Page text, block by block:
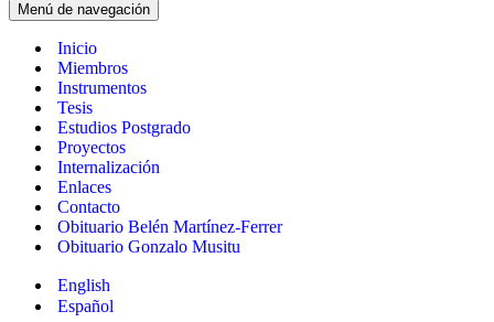
Menú de navegación
Inicio
Miembros
Instrumentos
Tesis
Estudios Postgrado
Proyectos
Internalización
Enlaces
Contacto
Obituario Belén Martínez-Ferrer
Obituario Gonzalo Musitu
English
Español